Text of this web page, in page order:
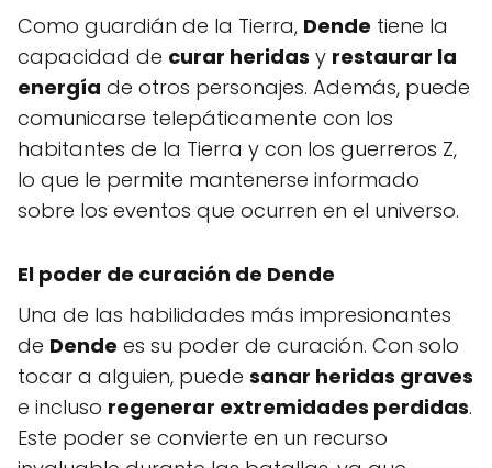
Como guardián de la Tierra, Dende tiene la
capacidad de curar heridas y restaurar la
energía de otros personajes. Además, puede
comunicarse telepáticamente con los
habitantes de la Tierra y con los guerreros Z,
lo que le permite mantenerse informado
sobre los eventos que ocurren en el universo.
El poder de curación de Dende
Una de las habilidades más impresionantes
de Dende es su poder de curación. Con solo
tocar a alguien, puede sanar heridas graves
e incluso regenerar extremidades perdidas.
Este poder se convierte en un recurso